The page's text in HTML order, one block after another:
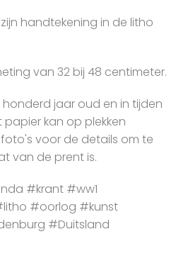
handtekening in de litho
van 32 bij 48 centimeter.
jaar oud en in tijden
kan op plekken
voor de details om te
van de prent is.
#krant #ww1
#oorlog #kunst
#Duitsland